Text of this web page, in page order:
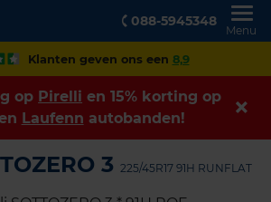
088-5945348
Menu
Klanten geven ons een 8,9
op Pirelli en 15% korting op
Laufenn autobanden!
3 225/45R17 91H RUNFLAT